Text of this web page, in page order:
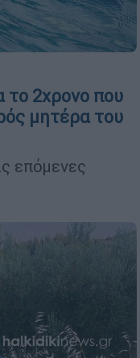
το 2χρονο που
μητέρα του
επόμενες